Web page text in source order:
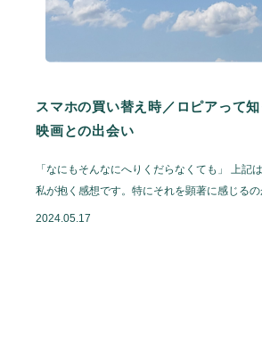
Information
スマホの買い替え時／ロピアって
映画との出会い
「なにもそんなにへりくだらなくても」 上記
私が抱く感想です。特にそれを顕著に感じる
2024.05.17